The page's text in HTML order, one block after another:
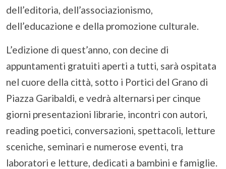
dell’editoria, dell’associazionismo,
dell’educazione e della promozione culturale.
L’edizione di quest’anno, con decine di
appuntamenti gratuiti aperti a tutti, sarà ospitata
nel cuore della città, sotto i Portici del Grano di
Piazza Garibaldi, e vedrà alternarsi per cinque
giorni presentazioni librarie, incontri con autori,
reading poetici, conversazioni, spettacoli, letture
sceniche, seminari e numerose eventi, tra
laboratori e letture, dedicati a bambini e famiglie.